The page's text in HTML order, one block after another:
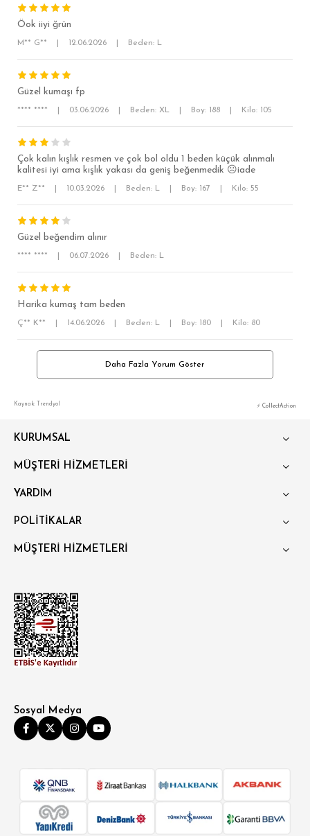
KLASİK FİT
RELAX FİT
Öok iiyi ğrün
M** G** 12.06.2026 Beden: L
Güzel kumaşı fp
**** **** 03.06.2026 Beden: XL Boy: 188 Kilo: 105
Çok kalın kışlık resmen ve çok bol oldu 1 beden küçük alınmalı
kalitesi iyi ama kışlık yakası da geniş beğenmedik ☹️iade
E** Z** 10.03.2026 Beden: L Boy: 167 Kilo: 55
Güzel beğendim alınır
**** **** 06.07.2026 Beden: L
Harika kumaş tam beden
Ç** K** 14.06.2026 Beden: L Boy: 180 Kilo: 80
Daha Fazla Yorum Göster
Kaynak: Trendyol ⚡ CollectAction
KURUMSAL
MÜŞTERİ HİZMETLERİ
YARDIM
POLİTİKALAR
MÜŞTERİ HİZMETLERİ
Sosyal Medya